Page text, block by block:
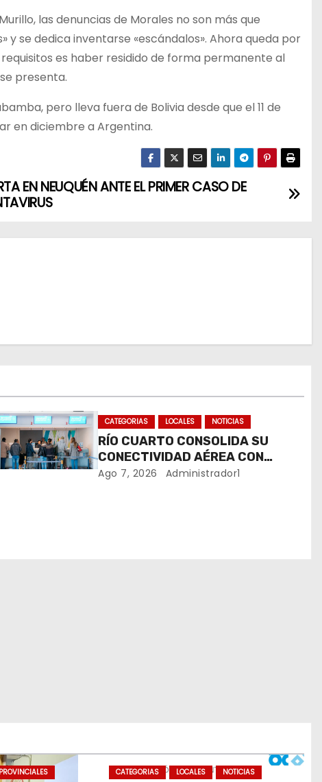
las denuncias de Morales no son más que
y se dedica inventarse «escándalos». Ahora queda por
es haber residido de forma permanente al
presenta.
pero lleva fuera de Bolivia desde que el 11 de
en diciembre a Argentina.
EN NEUQUÉN ANTE EL PRIMER CASO DE
CATEGORIAS LOCALES NOTICIAS
RÍO CUARTO CONSOLIDA SU
CONECTIVIDAD AÉREA CON
CUATRO VUELOS SEMANALES A
Ago 7, 2026 Administrador1
PROVINCIALES CATEGORIAS LOCALES NOTICIAS